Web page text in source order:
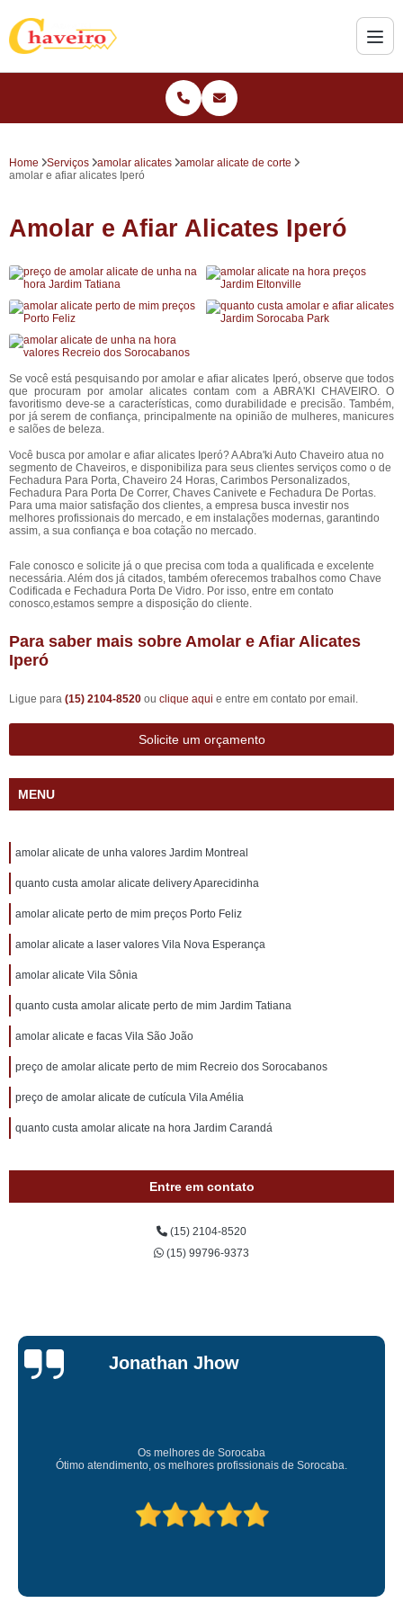
Home Serviços amolar alicates
amolar alicate de corte
amolar e afiar alicates Iperó
Amolar e Afiar Alicates Iperó
Se você está pesquisando por amolar e afiar alicates Iperó, observe que todos
que procuram por amolar alicates contam com a ABRA'KI CHAVEIRO. O
favoritismo deve-se a características, como durabilidade e precisão. Também,
por já serem de confiança, principalmente na opinião de mulheres, manicures
e salões de beleza.
Você busca por amolar e afiar alicates Iperó? A Abra'ki Auto Chaveiro atua no
segmento de Chaveiros, e disponibiliza para seus clientes serviços como o de
Fechadura Para Porta, Chaveiro 24 Horas, Carimbos Personalizados,
Fechadura Para Porta De Correr, Chaves Canivete e Fechadura De Portas.
Para uma maior satisfação dos clientes, a empresa busca investir nos
melhores profissionais do mercado, e em instalações modernas, garantindo
assim, a sua confiança e boa cotação no mercado.
Fale conosco e solicite já o que precisa com toda a qualificada e excelente
necessária. Além dos já citados, também oferecemos trabalhos como Chave
Codificada e Fechadura Porta De Vidro. Por isso, entre em contato
conosco,estamos sempre a disposição do cliente.
Para saber mais sobre Amolar e Afiar Alicates
Iperó
Ligue para (15) 2104-8520 ou clique aqui e entre em contato por email.
Solicite um orçamento
MENU
amolar alicate de unha valores Jardim Montreal
quanto custa amolar alicate delivery Aparecidinha
amolar alicate perto de mim preços Porto Feliz
amolar alicate a laser valores Vila Nova Esperança
amolar alicate Vila Sônia
quanto custa amolar alicate perto de mim Jardim Tatiana
amolar alicate e facas Vila São João
preço de amolar alicate perto de mim Recreio dos Sorocabanos
preço de amolar alicate de cutícula Vila Amélia
quanto custa amolar alicate na hora Jardim Carandá
Entre em contato
(15) 2104-8520
(15) 99796-9373
Jonathan Jhow
Os melhores de Sorocaba
Ótimo atendimento, os melhores profissionais de Sorocaba.